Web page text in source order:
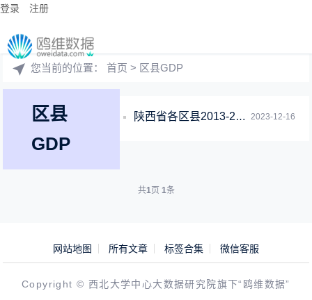
登录 注册
您当前的位置：首页 > 区县GDP
区县
GDP
2023-12-16
陕西省各区县2013-2017年宏观经济指标数据分析对比表
共1页 1条
网站地图 所有文章 标签合集 微信客服
Copyright © 西北大学中心大数据研究院旗下“鸥维数据”